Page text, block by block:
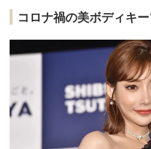
コロナ禍の美ボディキ